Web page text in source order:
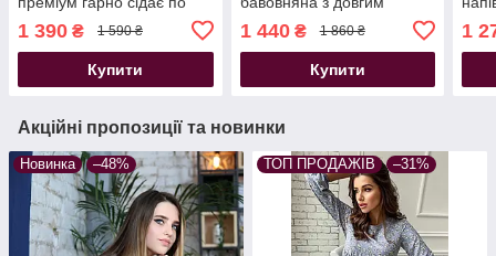
1 390 ₴ 1 590 ₴
Купити
1 440₴ 1 860 ₴
Купити
1
Акційні пропозиції та новинки
Новинка –48% ТОП ПРОДАЖІВ –31%